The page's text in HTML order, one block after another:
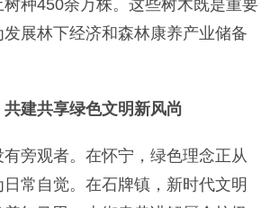
种450余万株。这些树木既是重要
展林下经济和森林康养产业储备
建共享绿色文明新风尚
观者。在怀宁，绿色理念正从
常自觉。在石牌镇，新时代文明